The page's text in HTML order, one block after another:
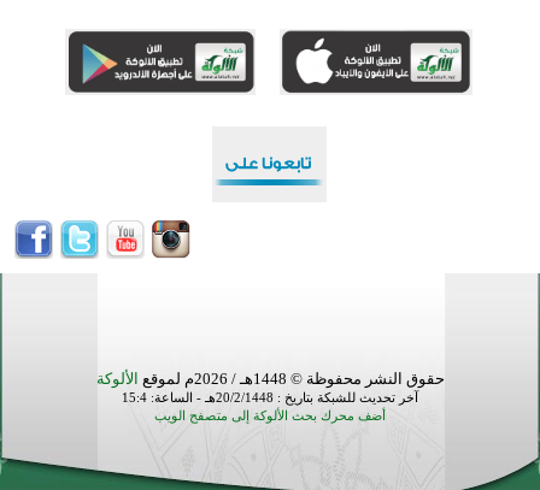
أكبر مشروع إسلامي في ريف أستراليا يفتتح أبوابه بعد سنوات من العمل والعطاء
اختتام منافسات قرآنية متميزة في بنغلاديش بمشاركة 3000 متسابق
حقوق النشر محفوظة © 1448هـ / 2026م لموقع الألوكة
آخر تحديث للشبكة بتاريخ : 20/2/1448هـ - الساعة: 15:4
أضف محرك بحث الألوكة إلى متصفح الويب